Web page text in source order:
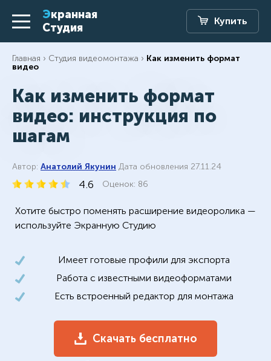
Экранная
Студия
Купить
Главная Студия видеомонтажа
Как изменить формат
видео
Как изменить формат
видео: инструкция по
шагам
Автор: Анатолий Якунин Дата обновления 27.11.24
4.6 Оценок: 86
Хотите быстро поменять расширение видеоролика —
используйте Экранную Студию
Имеет готовые профили для экспорта
Работа с известными видеоформатами
Есть встроенный редактор для монтажа
Скачать бесплатно